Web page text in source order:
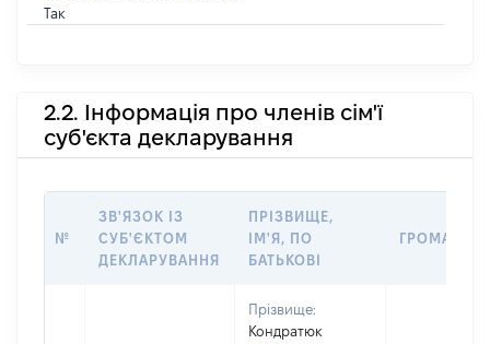
Так
2.2. Інформація про членів сім'ї
суб'єкта декларування
№
ЗВ'ЯЗОК ІЗ
СУБ'ЄКТОМ
ДЕКЛАРУВАННЯ
ПРІЗВИЩЕ,
ІМ'Я, ПО
БАТЬКОВІ
Прізвище:
Кондратюк